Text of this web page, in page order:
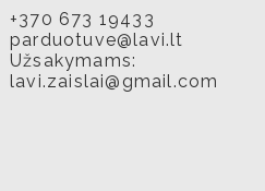
+370 673 19433
parduotuve@lavi.lt
Užsakymams:
lavi.zaislai@gmail.com